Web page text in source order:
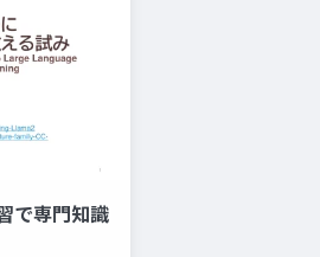
で専門知識